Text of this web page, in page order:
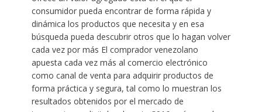
consumidor pueda encontrar de forma rápida y
dinámica los productos que necesita y en esa
búsqueda pueda descubrir otros que lo hagan volver
cada vez por más El comprador venezolano
apuesta cada vez más al comercio electrónico
como canal de venta para adquirir productos de
forma práctica y segura, tal como lo muestran los
resultados obtenidos por el mercado de